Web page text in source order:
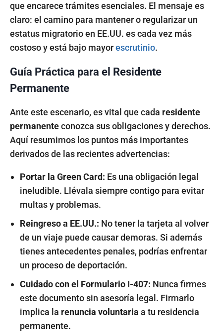
que encarece trámites esenciales. El mensaje es
claro: el camino para mantener o regularizar un
estatus migratorio en EE.UU. es cada vez más
costoso y está bajo mayorescrutinio.
Guía Práctica para el Residente
Permanente
Ante este escenario, es vital que cada residente
permanenteconozca sus obligaciones y derechos.
Aquí resumimos los puntos más importantes
derivados de las recientes advertencias:
Portar la Green Card: Es una obligación legal
ineludible. Llévala siempre contigo para evitar
multas y problemas.
Reingreso a EE.UU.: No tener la tarjeta al volver
de un viaje puede causar demoras. Si además
tienes antecedentes penales, podrías enfrentar
un proceso de deportación.
Cuidado con el Formulario I-407: Nunca firmes
este documento sin asesoría legal. Firmarlo
implica la renuncia voluntaria a tu residencia
permanente.